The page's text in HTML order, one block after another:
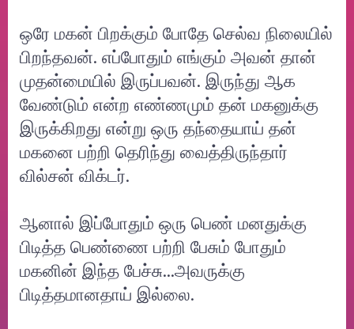
ஒரே மகன் பிறக்கும் போதே செல்வ நிலையில்
பிறந்தவன். எப்போதும் எங்கும் அவன் தான்
முதன்மையில் இருப்பவன். இருந்து ஆக
வேண்டும் என்ற எண்ணமும் தன் மகனுக்கு
இருக்கிறது என்று ஒரு தந்தையாய் தன்
மகனை பற்றி தெரிந்து வைத்திருந்தார்
வில்சன் விக்டர்.
ஆனால் இப்போதும் ஒரு பெண் மனதுக்கு
பிடித்த பெண்ணை பற்றி பேசும் போதும்
மகனின் இந்த பேச்சு...அவருக்கு
பிடித்தமானதாய் இல்லை.